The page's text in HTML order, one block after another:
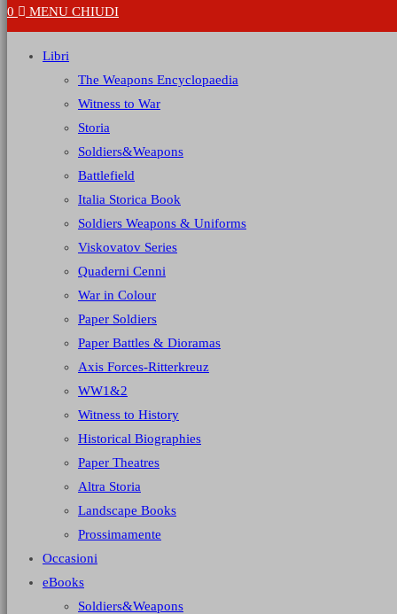
0 MENU CHIUDI
Libri
The Weapons Encyclopaedia
Witness to War
Storia
Soldiers&Weapons
Battlefield
Italia Storica Book
Soldiers Weapons & Uniforms
Viskovatov Series
Quaderni Cenni
War in Colour
Paper Soldiers
Paper Battles & Dioramas
Axis Forces-Ritterkreuz
WW1&2
Witness to History
Historical Biographies
Paper Theatres
Altra Storia
Landscape Books
Prossimamente
Occasioni
eBooks
Soldiers&Weapons